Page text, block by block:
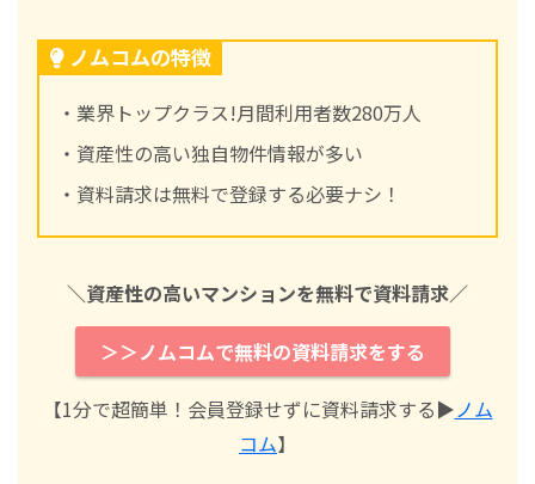
ノムコムの特徴
・業界トップクラス!月間利用者数280万人
・資産性の高い独自物件情報が多い
・資料請求は無料で登録する必要ナシ！
＼資産性の高いマンションを無料で資料請求／
＞＞ノムコムで無料の資料請求をする
【1分で超簡単！会員登録せずに資料請求する▶︎ノム
コム】